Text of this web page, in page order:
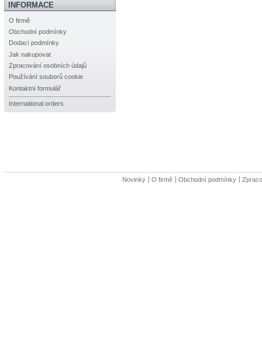
INFORMACE
O firmě
Obchodní podmínky
Dodací podmínky
Jak nakupovat
Zpracování osobních údajů
Používání souborů cookie
Kontaktní formulář
International orders
Novinky O firmě Obchodní podmínky